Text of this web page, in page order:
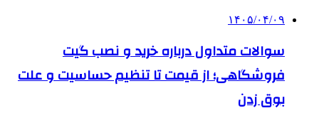
۱۴۰۵/۰۴/۰۹
سوالات متداول درباره خرید و نصب گیت
فروشگاهی؛ از قیمت تا تنظیم حساسیت و علت
بوق زدن